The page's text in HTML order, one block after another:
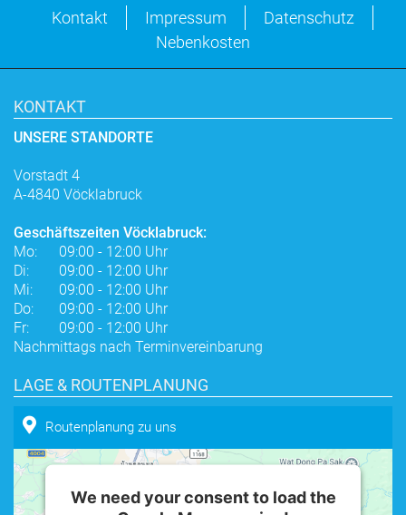
Kontakt Impressum
Datenschutz
Nebenkosten
KONTAKT
UNSERE STANDORTE
Vorstadt 4
A-4840 Vöcklabruck
Geschäftszeiten Vöcklabruck:
Mo:
Di:
Mi:
Do:
Fr:
09:00 - 12:00 Uhr
09:00 - 12:00 Uhr
09:00 - 12:00 Uhr
09:00 - 12:00 Uhr
09:00 - 12:00 Uhr
Nachmittags nach Terminvereinbarung
LAGE & ROUTENPLANUNG
Routenplanung zu uns
We need your consent to load the